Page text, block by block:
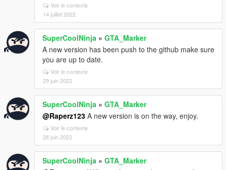
Voir le contexte
14 juillet 2022
SuperCoolNinja » GTA_Marker
A new version has been push to the github make sure
you are up to date.
Voir le contexte
29 juin 2022
SuperCoolNinja » GTA_Marker
@Raperz123 A new version is on the way, enjoy.
Voir le contexte
26 juin 2022
SuperCoolNinja » GTA_Marker